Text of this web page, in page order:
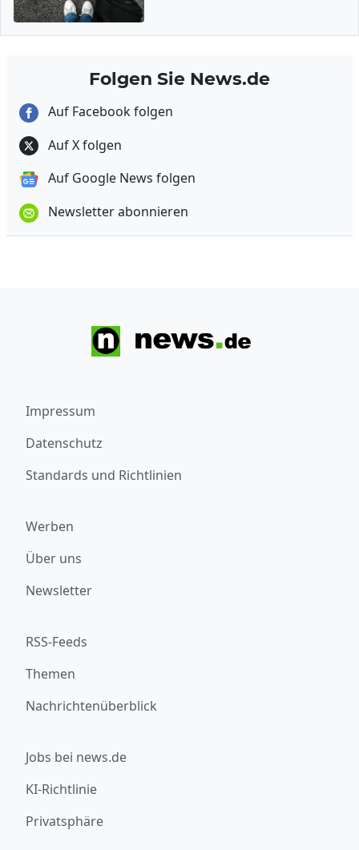
Folgen Sie News.de
Auf Facebook folgen
Auf X folgen
Auf Google News folgen
Newsletter abonnieren
Impressum
Datenschutz
Standards und Richtlinien
Werben
Über uns
Newsletter
RSS-Feeds
Themen
Nachrichtenüberblick
Jobs bei news.de
KI-Richtlinie
Privatsphäre